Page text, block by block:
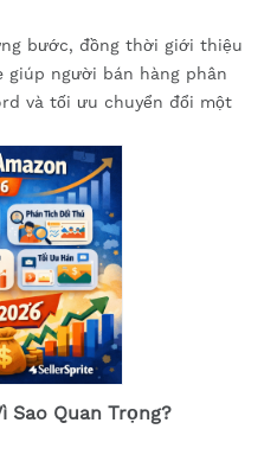
bước, đồng thời giới thiệu
giúp người bán hàng phân
và tối ưu chuyển đổi một
Sao Quan Trọng?